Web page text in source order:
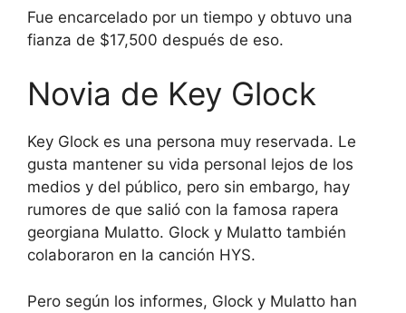
Fue encarcelado por un tiempo y obtuvo una
fianza de $17,500 después de eso.
Novia de Key Glock
Key Glock es una persona muy reservada. Le
gusta mantener su vida personal lejos de los
medios y del público, pero sin embargo, hay
rumores de que salió con la famosa rapera
georgiana Mulatto. Glock y Mulatto también
colaboraron en la canción HYS.
Pero según los informes, Glock y Mulatto han